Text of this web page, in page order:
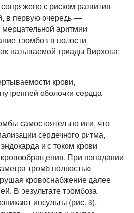
с риском развития
в первую очередь —
аритмии
тромбов в полости
называемой триады Вирхова:
крови,
оболочки сердца
самостоятельно или, что
сердечного ритма,
и с током крови
кровообращения. При попадании
тромб полностью
кровоснабжение далее
В результате тромбоза
инсульты (рис. 3),